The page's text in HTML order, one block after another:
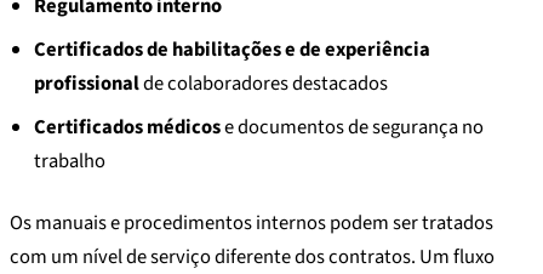
Certificados de habilitações e de experiência
profissionalde colaboradores destacados
Certificados médicose documentos de segurança no
trabalho
Os manuais e procedimentos internos podem ser tratados
com um nível de serviço diferente dos contratos. Um fluxo